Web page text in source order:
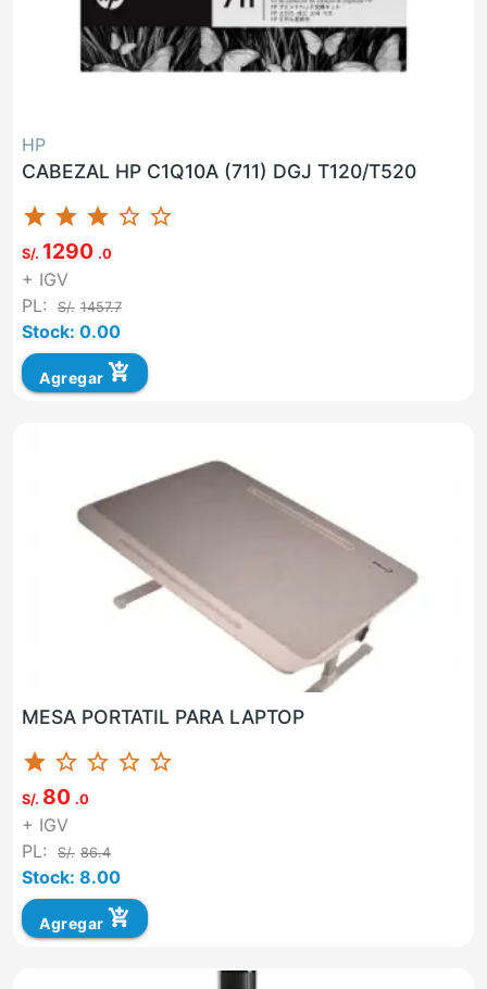
HP
CABEZAL HP C1Q10A (711) DGJ T120/T520
star star star star_border star_border
S/. 1290 .0
+ IGV
PL:
S/. 1457.7
Stock: 0.00
Agregar add_shopping_cart
MESA PORTATIL PARA LAPTOP
star star_border star_border star_border star_border
S/. 80 .0
+ IGV
PL:
S/. 86.4
Stock: 8.00
Agregar add_shopping_cart